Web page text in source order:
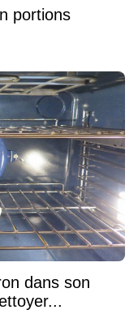
portions
dans son